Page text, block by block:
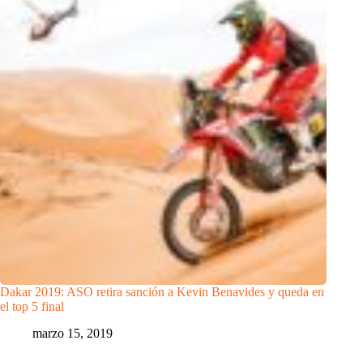
Dakar 2019: ASO retira sanción a Kevin Benavides y queda en
el top 5 final
marzo 15, 2019